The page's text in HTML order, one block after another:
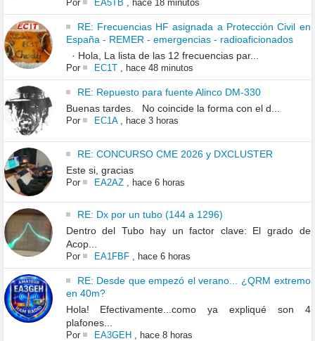
Por EA5TB , hace 18 minutos
RE: Frecuencias HF asignada a Protección Civil en
España - REMER - emergencias - radioaficionados
· Hola, La lista de las 12 frecuencias par...
Por EC1T, hace 48 minutos
RE: Repuesto para fuente Alinco DM-330
Buenas tardes. No coincide la forma con el d...
Por EC1A, hace 3 horas
RE: CONCURSO CME 2026 y DXCLUSTER
Este si, gracias
Por EA2AZ, hace 6 horas
RE: Dx por un tubo (144 a 1296)
Dentro del Tubo hay un factor clave: El grado de
Acop...
Por EA1FBF, hace 6 horas
RE: Desde que empezó el verano... ¿QRM extremo
en 40m?
Hola! Efectivamente...como ya expliqué son 4
plafones...
Por EA3GEH hace 8 horas